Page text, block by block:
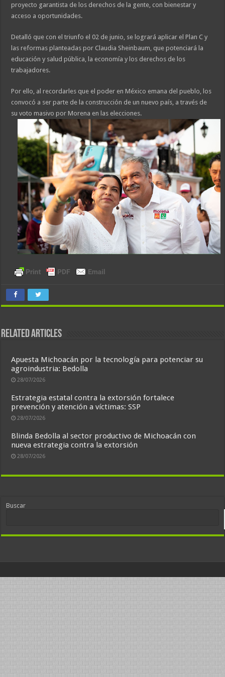
proyecto garantista de los derechos de la gente, con bienestar y
acceso a oportunidades.
Detalló que con el triunfo el 02 de junio, se logrará aplicar el Plan C y
las reformas planteadas por Claudia Sheinbaum, que potenciará la
educación y salud pública, la economía y los derechos de los
trabajadores.
Por ello, al recordarles que el poder en México emana del pueblo, los
convocó a ser parte de la construcción de un nuevo país, a través de
su voto masivo por Morena en las elecciones.
Related Articles
Apuesta Michoacán por la tecnología para potenciar su
agroindustria: Bedolla
28/07/2026
Estrategia estatal contra la extorsión fortalece
prevención y atención a víctimas: SSP
28/07/2026
Blinda Bedolla al sector productivo de Michoacán con
nueva estrategia contra la extorsión
28/07/2026
Buscar